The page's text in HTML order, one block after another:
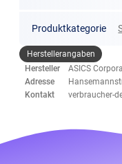
Produktkategorie
Herstellerangaben
Hersteller
ASICS
Adresse
Kontakt
verbraucher-